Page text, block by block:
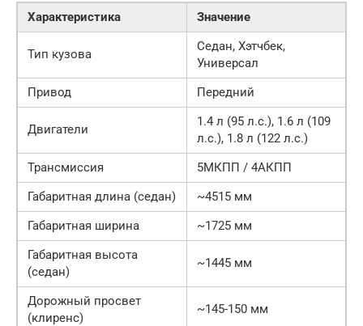
Характеристика Значение
Тип кузова
Седан, Хэтчбек,
Универсал
Привод
Передний
Двигатели
1.4 л (95 л.с.), 1.6 л (109
л.с.), 1.8 л (122 л.с.)
Трансмиссия
5МКПП / 4АКПП
Габаритная длина (седан)
~4515 мм
Габаритная ширина
~1725 мм
Габаритная высота
(седан)
~1445 мм
Дорожный просвет
(клиренс)
~145-150 мм